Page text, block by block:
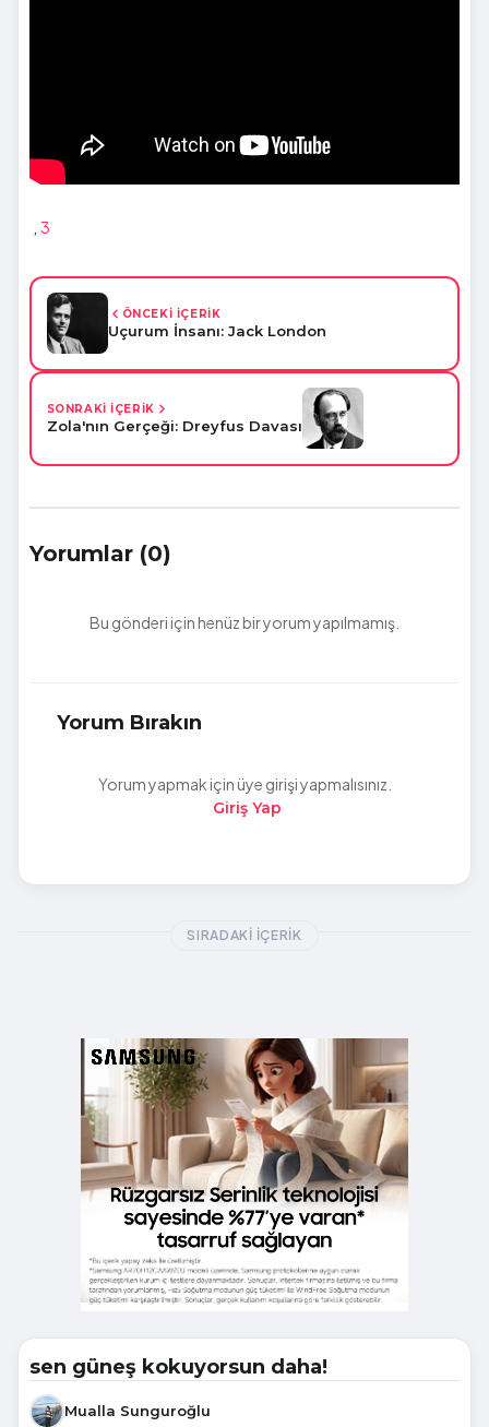
3
ÖNCEKİ İÇERİK
Uçurum İnsanı: Jack London
SONRAKİ İÇERİK
Zola'nın Gerçeği: Dreyfus Davası
Yorumlar (0)
Bu gönderi için henüz bir yorum yapılmamış.
Yorum Bırakın
Yorum yapmak için üye girişi yapmalısınız.
Giriş Yap
SIRADAKI İÇERIK
sen güneş kokuyorsun daha!
Mualla Sunguroğlu